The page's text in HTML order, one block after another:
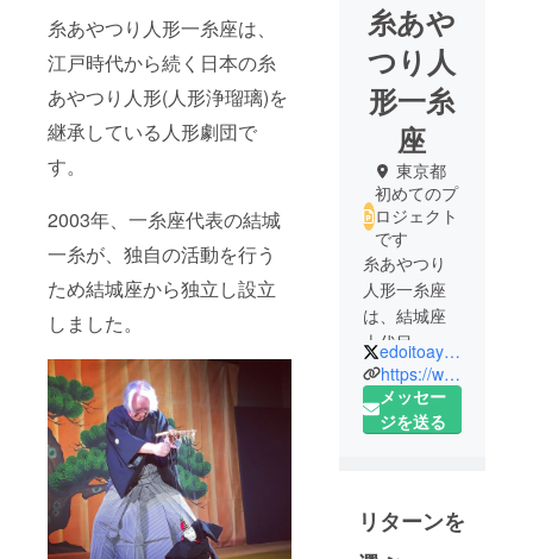
糸あやつり人形一糸座は、
江戸時代から続く日本の糸
あやつり人形(人形浄瑠璃)を
継承している人形劇団で
す。
2003年、一糸座代表の結城
一糸が、独自の活動を行う
ため結城座から独立し設立
しました。
糸あや
つり人
形一糸
座
東京都
初めてのプ
ロジェクト
です
糸あやつり
人形一糸座
は、結城座
十代目、結
城孫三郎
（故・結城
雪斎）の結
した劇団で
す。
edoitoayatsuri
https://www.isshiza.com
メッセー
ジを送る
リターンを